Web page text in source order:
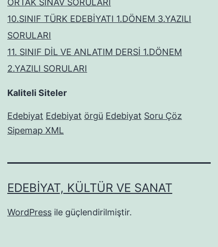
ORTAK SINAV SORULARI
10.SINIF TÜRK EDEBİYATI 1.DÖNEM 3.YAZILI
SORULARI
11. SINIF DİL VE ANLATIM DERSİ 1.DÖNEM
2.YAZILI SORULARI
Kaliteli Siteler
Edebiyat Edebiyat örgü Edebiyat Soru Çöz
Sipemap XML
EDEBIYAT, KÜLTÜR VE SANAT
WordPress ile güçlendirilmiştir.